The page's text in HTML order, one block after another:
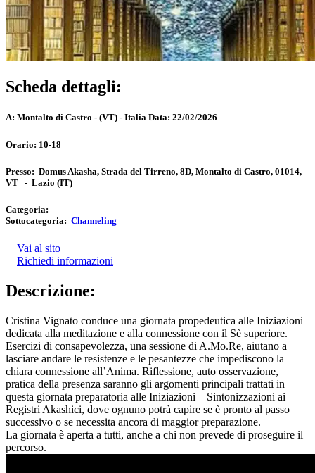
Scheda dettagli:
A: Montalto di Castro - (VT) - Italia Data: 22/02/2026
Orario: 10-18
Presso: Domus Akasha, Strada del Tirreno, 8D, Montalto di Castro, 01014,
VT - Lazio (IT)
Categoria:
Sottocategoria: Channeling
Vai al sito
Richiedi informazioni
Descrizione:
Cristina Vignato conduce una giornata propedeutica alle Iniziazioni
dedicata alla meditazione e alla connessione con il Sè superiore.
Esercizi di consapevolezza, una sessione di A.Mo.Re, aiutano a
lasciare andare le resistenze e le pesantezze che impediscono la
chiara connessione all’Anima. Riflessione, auto osservazione,
pratica della presenza saranno gli argomenti principali trattati in
questa giornata preparatoria alle Iniziazioni – Sintonizzazioni ai
Registri Akashici, dove ognuno potrà capire se è pronto al passo
successivo o se necessita ancora di maggior preparazione.
La giornata è aperta a tutti, anche a chi non prevede di proseguire il
percorso.